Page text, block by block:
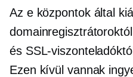
Az e központok által
és SSL-
Ezen kívül vannak